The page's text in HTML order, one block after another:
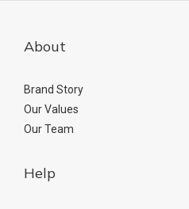
About
Brand Story
Our Values
Our Team
Help